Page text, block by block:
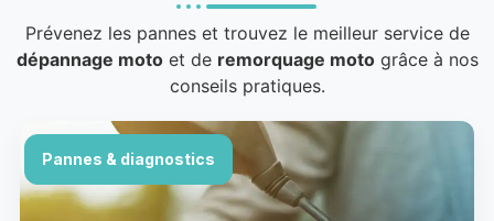
Prévenez les pannes et trouvez le meilleur service de
dépannage motoet de remorquage motogrâce à nos
conseils pratiques.
Pannes & diagnostics